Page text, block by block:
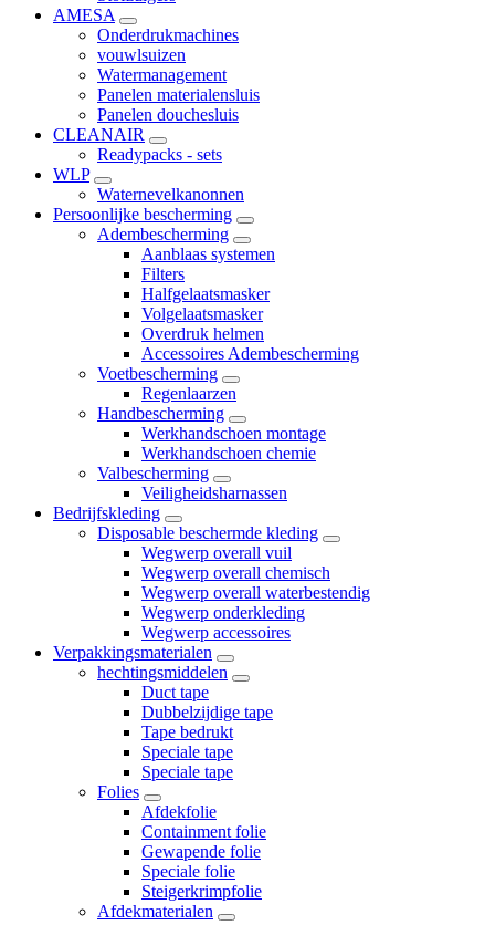
AMESA
Onderdrukmachines
vouwlsuizen
Watermanagement
Panelen materialensluis
Panelen douchesluis
CLEANAIR
Readypacks - sets
WLP
Waternevelkanonnen
Persoonlijke bescherming
Adembescherming
Aanblaas systemen
Filters
Halfgelaatsmasker
Volgelaatsmasker
Overdruk helmen
Accessoires Adembescherming
Voetbescherming
Regenlaarzen
Handbescherming
Werkhandschoen montage
Werkhandschoen chemie
Valbescherming
Veiligheidsharnassen
Bedrijfskleding
Disposable beschermde kleding
Wegwerp overall vuil
Wegwerp overall chemisch
Wegwerp overall waterbestendig
Wegwerp onderkleding
Wegwerp accessoires
Verpakkingsmaterialen
hechtingsmiddelen
Duct tape
Dubbelzijdige tape
Tape bedrukt
Speciale tape
Speciale tape
Folies
Afdekfolie
Containment folie
Gewapende folie
Speciale folie
Steigerkrimpfolie
Afdekmaterialen